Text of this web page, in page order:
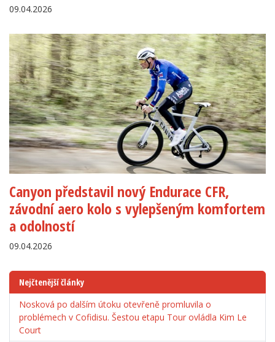
09.04.2026
Canyon představil nový Endurace CFR,
závodní aero kolo s vylepšeným komfortem
a odolností
09.04.2026
Nejčtenější články
Nosková po dalším útoku otevřeně promluvila o
problémech v Cofidisu. Šestou etapu Tour ovládla Kim Le
Court